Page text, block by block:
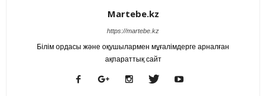
Martebe.kz
https://martebe.kz
Білім ордасы және оқушылармен мұғалімдерге арналған
ақпараттық сайт